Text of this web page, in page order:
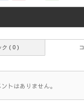
ク ( 0 )
トはありません。